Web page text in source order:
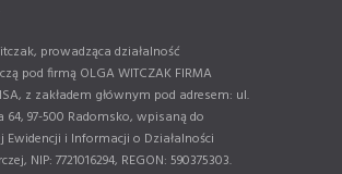
prowadząca działalność
pod firmą OLGA WITCZAK FIRMA
z zakładem głównym pod adresem: ul.
64, 97-500 Radomsko, wpisaną do
Ewidencji i Informacji o Działalności
NIP: 7721016294, REGON: 590375303.